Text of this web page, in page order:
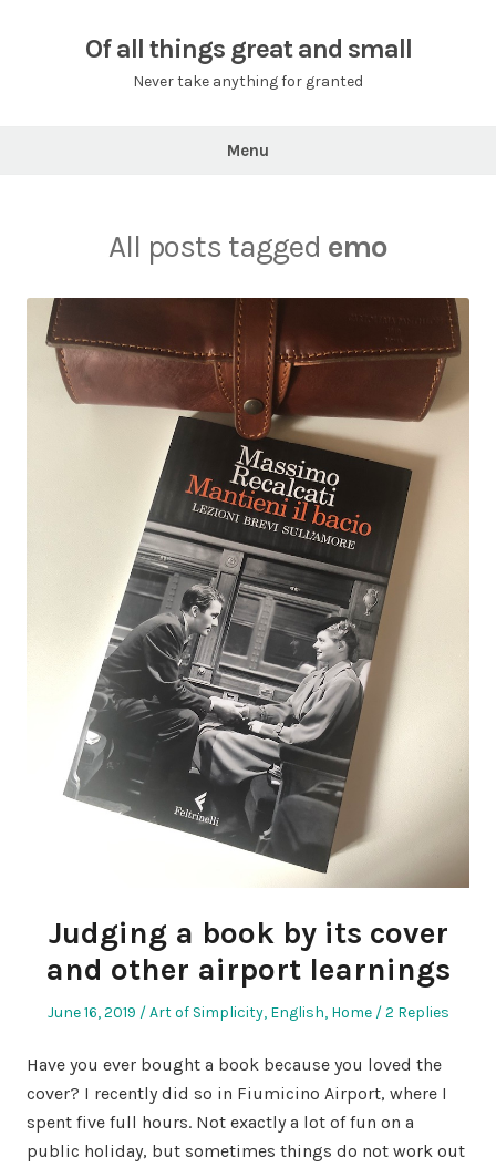
Of all things great and small
Never take anything for granted
Menu
All posts tagged emo
Judging a book by its cover
and other airport learnings
Posted
June 16, 2019
Posted
Art of Simplicity, English, Home 2 Replies
Have you ever bought a book because you loved the
cover? I recently did so in Fiumicino Airport, where I
spent five full hours. Not exactly a lot of fun on a
public holiday, but sometimes things do not work out